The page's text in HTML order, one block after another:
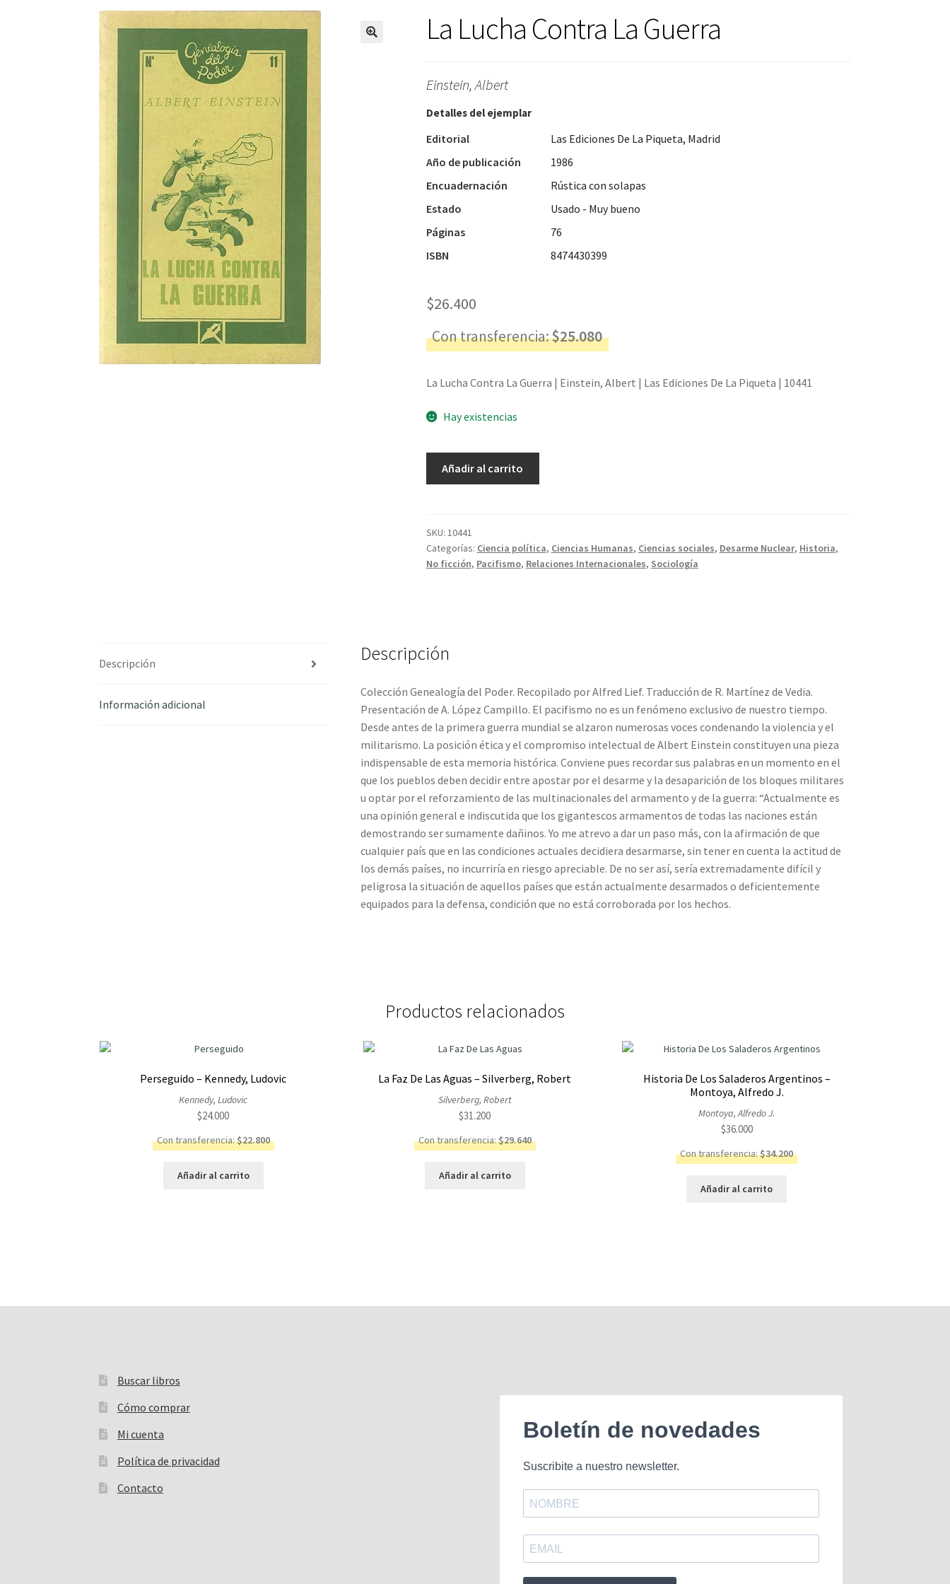
La Lucha Contra La Guerra
Einstein, Albert
Detalles del ejemplar
Editorial
Las Ediciones De La Piqueta, Madrid
Año de publicación
1986
Encuadernación
Rústica con solapas
Estado
Usado - Muy bueno
Páginas
76
ISBN
8474430399
$26.400
Con transferencia:$25.080
La Lucha Contra La Guerra | Einstein, Albert | Las Ediciones De La Piqueta | 10441
Hay existencias
Guerra
-
Einstein,
Añadir al carrito
SKU: 10441
Categorías: Ciencia política, Ciencias Humanas, Ciencias sociales, Desarme Nuclear, Historia,
No ficción, Pacifismo, Relaciones Internacionales, Sociología
Descripción
Información adicional
Descripción
Colección Genealogía del Poder. Recopilado por Alfred Lief. Traducción de R. Martínez de Vedia.
Presentación de A. López Campillo. El pacifismo no es un fenómeno exclusivo de nuestro tiempo.
Desde antes de la primera guerra mundial se alzaron numerosas voces condenando la violencia y el
militarismo. La posición ética y el compromiso intelectual de Albert Einstein constituyen una pieza
indispensable de esta memoria histórica. Conviene pues recordar sus palabras en un momento en el
que los pueblos deben decidir entre apostar por el desarme y la desaparición de los bloques militares
u optar por el reforzamiento de las multinacionales del armamento y de la guerra: “Actualmente es
una opinión general e indiscutida que los gigantescos armamentos de todas las naciones están
demostrando ser sumamente dañinos. Yo me atrevo a dar un paso más, con la afirmación de que
cualquier país que en las condiciones actuales decidiera desarmarse, sin tener en cuenta la actitud de
los demás países, no incurriría en riesgo apreciable. De no ser así, sería extremadamente difícil y
peligrosa la situación de aquellos países que están actualmente desarmados o deficientemente
equipados para la defensa, condición que no está corroborada por los hechos.
Productos relacionados
Perseguido – Kennedy, Ludovic
Kennedy, Ludovic
$24.000
Con transferencia:$22.800
Añadir al carrito
La Faz De Las Aguas – Silverberg, Robert
Silverberg, Robert
$31.200
Con transferencia:$29.640
Añadir al carrito
Historia De Los Saladeros Argentinos –
Montoya, Alfredo J.
Montoya, Alfredo J.
$36.000
Con transferencia:$34.200
Añadir al carrito
Buscar libros
Buscar:
Cómo comprar
Mi cuenta
Política de privacidad
Contacto
Boletín de novedades
Suscribite a nuestro newsletter.